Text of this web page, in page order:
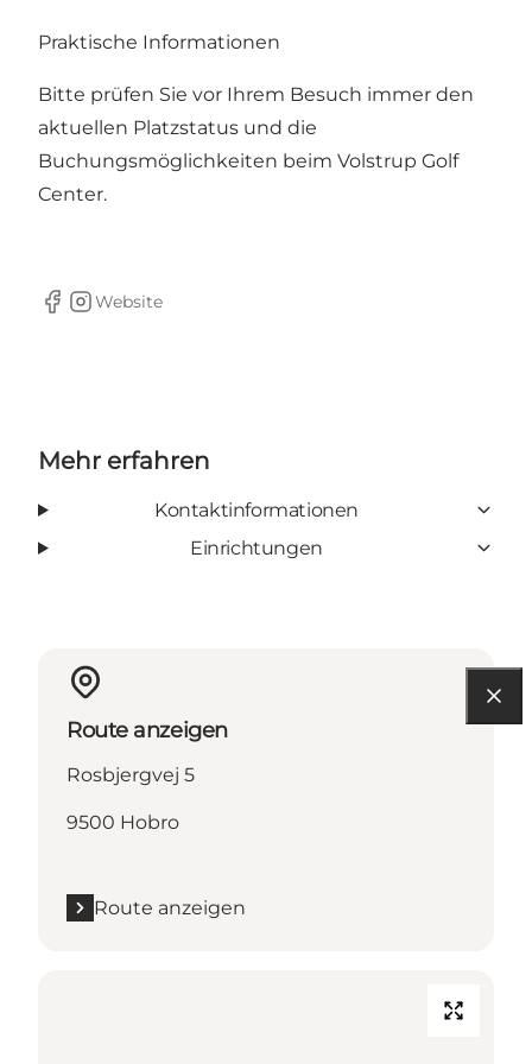
Praktische Informationen
Bitte prüfen Sie vor Ihrem Besuch immer den
aktuellen Platzstatus und die
Buchungsmöglichkeiten beim Volstrup Golf
Center.
Facebook
Instagram
Website
Mehr erfahren
Kontaktinformationen
Einrichtungen
Route anzeigen
Rosbjergvej 5
9500 Hobro
Route anzeigen